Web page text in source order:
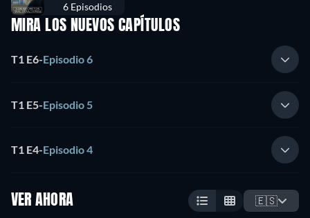
6 Episodios
MIRA LOS NUEVOS CAPÍTULOS
T1 E6-Episodio 6
T1 E5-Episodio 5
T1 E4-Episodio 4
VER AHORA 🇪🇸